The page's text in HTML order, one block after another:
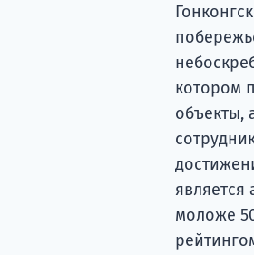
котором
объекты,
является
моложе